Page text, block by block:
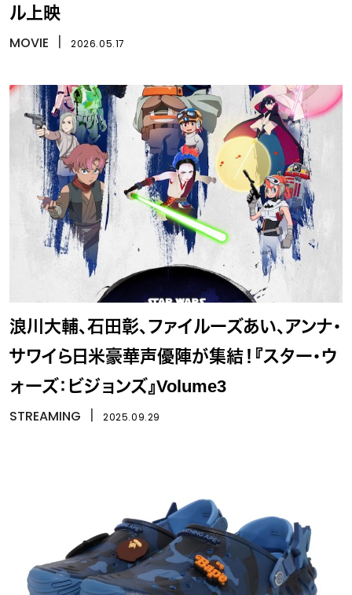
ル上映
MOVIE 2026.05.17
浪川大輔、石田彰、ファイルーズあい、アンナ・
サワイら日米豪華声優陣が集結！『スター・ウ
ォーズ：ビジョンズ』Volume3
STREAMING 2025.09.29